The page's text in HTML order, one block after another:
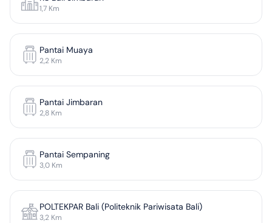
1,7 Km
Pantai Muaya
2,2 Km
Pantai Jimbaran
2,8 Km
Pantai Sempaning
3,0 Km
POLTEKPAR Bali (Politeknik Pariwisata Bali)
3,2 Km